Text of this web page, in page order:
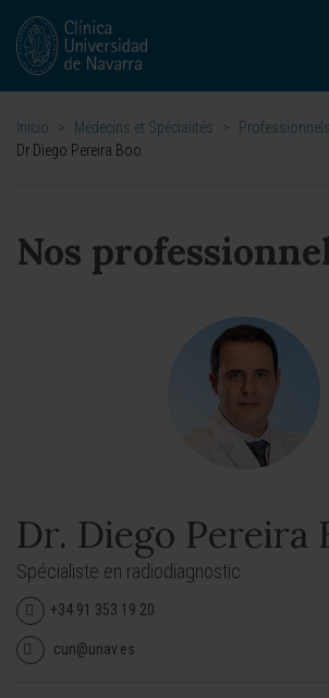
Inicio > Médecins et Spécialités > Professionnels
Dr Diego Pereira Boo
Nos
Dr. Diego Pereira
Spécialiste en radiodiagnostic.
+34 91 353 19 20
cun@unav.es